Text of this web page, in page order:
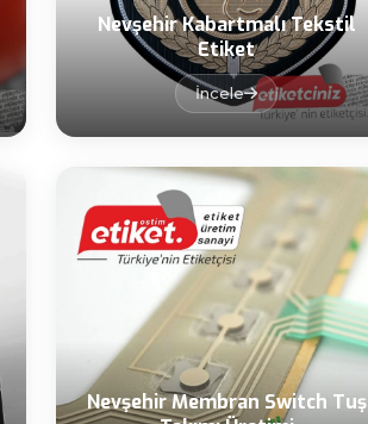
Nevşehir Kabartmalı Tekstil
Etiket
İncele
Nevşehir Membran Switch Tuş